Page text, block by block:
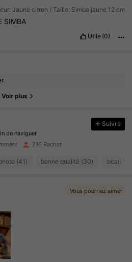
Jaune citron / Taille: Simba jaune 12 cm
SIMBA
Utile (0)
Voir plus
de naviguer
Suivre
216 Rachat
(41) bonne qualité (30) beau
Vous pourriez aimer